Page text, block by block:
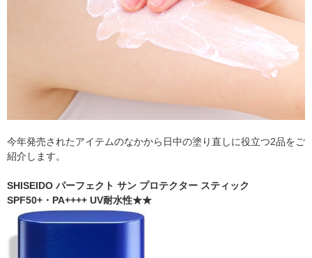
今年発売されたアイテムのなかから日中の塗り直しに役立つ2品をご
紹介します。
SHISEIDO パーフェクト サン プロテクター スティック
SPF50+・PA++++ UV耐水性★★